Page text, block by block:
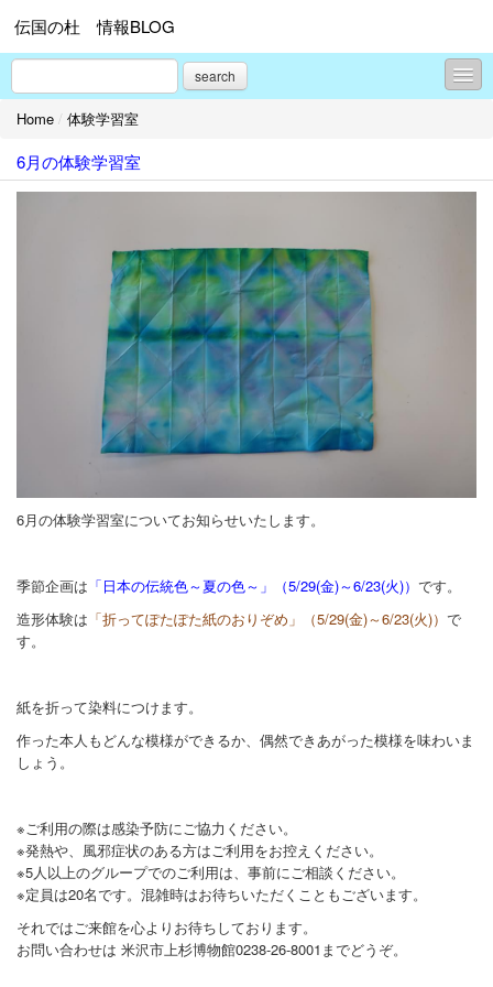
伝国の杜 情報BLOG
search
博物館情報
ホール情報
ミュージアムショップ
なんでも情報
プロフィール
Home / 体験学習室
6月の体験学習室
6月の体験学習室についてお知らせいたします。
季節企画は 「日本の伝統色～夏の色～」（5/29(金)～6/23(火)） です。
造形体験は 「折ってぽたぽた紙のおりぞめ」（5/29(金)～6/23(火)） で
す。
紙を折って染料につけます。
作った本人もどんな模様ができるか、偶然できあがった模様を味わいま
しょう。
※ご利用の際は感染予防にご協力ください。
※発熱や、風邪症状のある方はご利用をお控えください。
※5人以上のグループでのご利用は、事前にご相談ください。
※定員は20名です。混雑時はお待ちいただくこともございます。
それではご来館を心よりお待ちしております。
お問い合わせは 米沢市上杉博物館0238-26-8001までどうぞ。